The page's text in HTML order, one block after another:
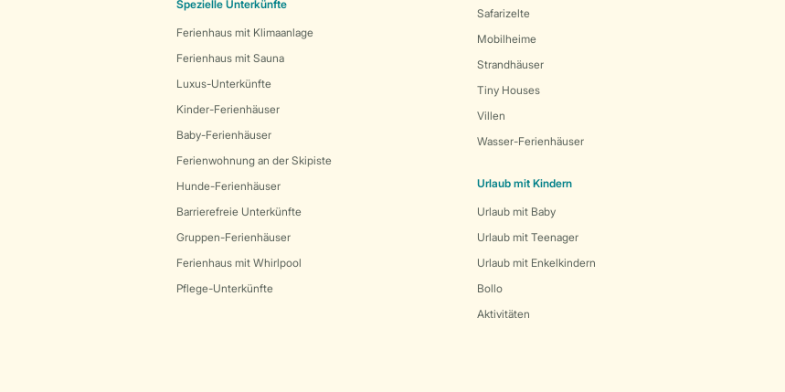
Spezielle Unterkünfte
Ferienhaus mit Klimaanlage
Ferienhaus mit Sauna
Luxus-Unterkünfte
Kinder-Ferienhäuser
Baby-Ferienhäuser
Ferienwohnung an der Skipiste
Hunde-Ferienhäuser
Barrierefreie Unterkünfte
Gruppen-Ferienhäuser
Ferienhaus mit Whirlpool
Pflege-Unterkünfte
Safarizelte
Mobilheime
Strandhäuser
Tiny Houses
Villen
Wasser-Ferienhäuser
Urlaub mit Kindern
Urlaub mit Baby
Urlaub mit Teenager
Urlaub mit Enkelkindern
Bollo
Aktivitäten